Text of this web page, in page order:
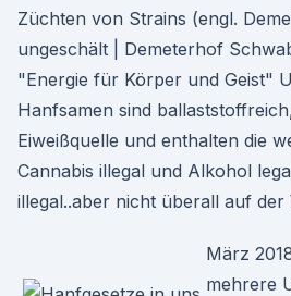
Züchten von Strains (engl.
ungeschält | Demeterhof
"Energie für Körper und Geist"
Hanfsamen sind
Eiweißquelle und enthalten die
Cannabis illegal und Alkohol
illegal..aber nicht überall auf der
März
mehrere